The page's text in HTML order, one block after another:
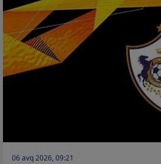
06 avq 2026, 09:21